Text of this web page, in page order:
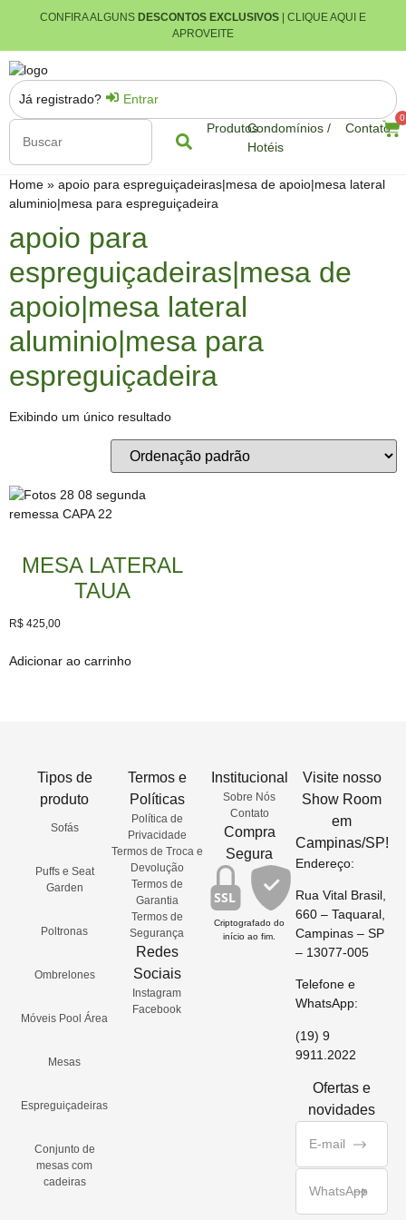
CONFIRA ALGUNS DESCONTOS EXCLUSIVOS | CLIQUE AQUI E
APROVEITE
ProdutosCondomínios /
Hotéis
Contato
0
Já registrado? Entrar
Home » apoio para espreguiçadeiras|mesa de apoio|mesa lateral
aluminio|mesa para espreguiçadeira
apoio para
espreguiçadeiras|mesa de
apoio|mesa lateral
aluminio|mesa para
espreguiçadeira
Exibindo um único resultado
MESA LATERAL
TAUA
R$ 425,00
Adicionar ao carrinho
Tipos de
produto
Sofás
Puffs e Seat
Garden
Poltronas
Ombrelones
Móveis Pool Área
Mesas
Espreguiçadeiras
Conjunto de
mesas com
cadeiras
Termos e
Políticas
Política de
Privacidade
Termos de Troca e
Devolução
Termos de
Garantia
Termos de
Segurança
Redes
Sociais
Instagram
Facebook
Institucional
Sobre Nós
Contato
Compra
Segura
SSL
Criptografado do
início ao fim.
Visite nosso
Show Room
em
Campinas/SP!
Endereço:
Rua Vital Brasil,
660 – Taquaral,
Campinas – SP
– 13077-005
Telefone e
WhatsApp:
(19) 9
9911.2022
Ofertas e
novidades